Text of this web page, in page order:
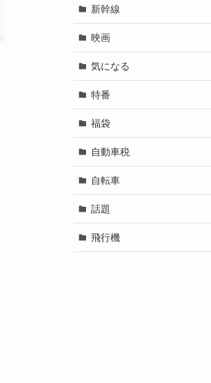
新幹線
映画
気になる
特番
福袋
自動車税
自転車
話題
飛行機